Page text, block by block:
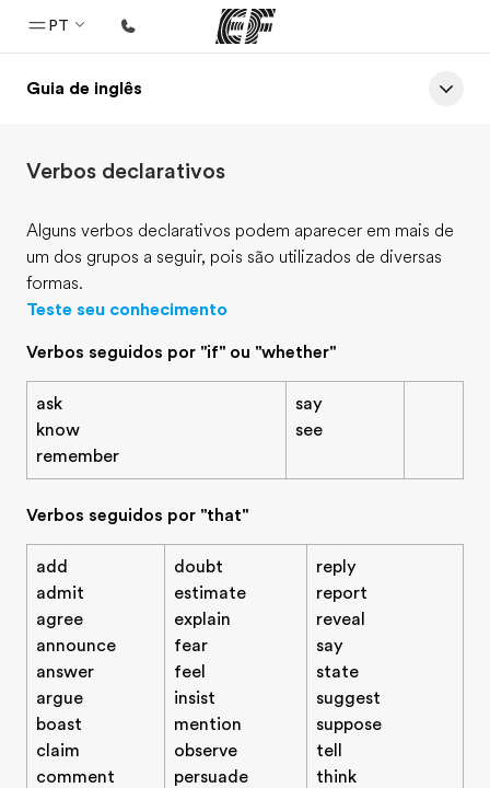
PT
Início
Programas
Escritórios
Sobre nós
Quem somos
Carreiras
Junte-se a nós
Guia de inglês
Verbos declarativos
Alguns verbos declarativos podem aparecer em mais de
um dos grupos a seguir, pois são utilizados de diversas
formas.
Teste seu conhecimento
Verbos seguidos por "if" ou "whether"
ask
know
remember
say
see
Verbos seguidos por "that"
add
admit
agree
announce
answer
argue
boast
claim
comment
doubt
estimate
explain
fear
feel
insist
mention
observe
persuade
reply
report
reveal
say
state
suggest
suppose
tell
think